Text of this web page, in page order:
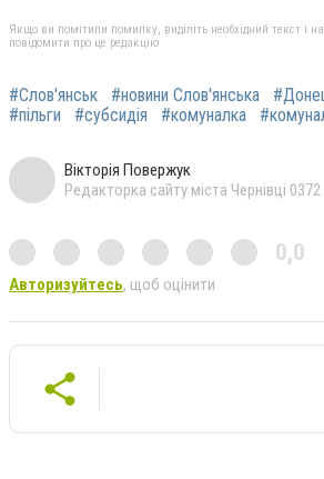
Якщо ви помітили помилку, виділіть необхідний текст і
повідомити про це редакцію
#Слов'янськ #новини Слов'янська
#пільги
#субсидія #комуналка
Вікторія Повержук
Редакторка сайту міста Чернівці 0372
0,0
Авторизуйтесь, щоб оцінити